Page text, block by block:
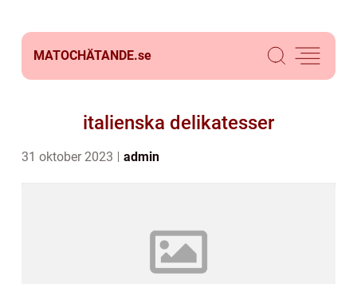
MATOCHÄTANDE.se
italienska delikatesser
31 oktober 2023 admin